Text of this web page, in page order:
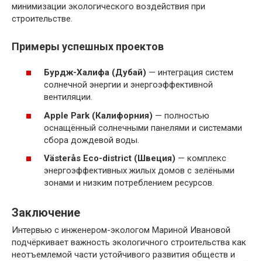
минимизации экологического воздействия при
строительстве.
Примеры успешных проектов
Бурдж-Халифа (Дубай) — интеграция систем
солнечной энергии и энергоэффективной
вентиляции.
Apple Park (Калифорния) — полностью
оснащённый солнечными панелями и системами
сбора дождевой воды.
Västerås Eco-district (Швеция) — комплекс
энергоэффективных жилых домов с зелёными
зонами и низким потреблением ресурсов.
Заключение
Интервью с инженером-экологом Мариной Ивановой
подчёркивает важность экологичного строительства как
неотъемлемой части устойчивого развития обществ и